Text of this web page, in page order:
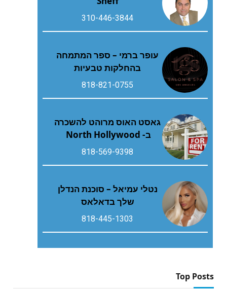
310-446-3844
עופר ברמי – ספר המתמחה
בהחלקות טבעיות
818-821-0755
גאסט האוס מרוהט להשכרה
ב- North Hollywood
818-569-9398
נטלי עמיאל – סוכנת הנדלן
שלך בדאלאס
818-445-1303
Top Posts